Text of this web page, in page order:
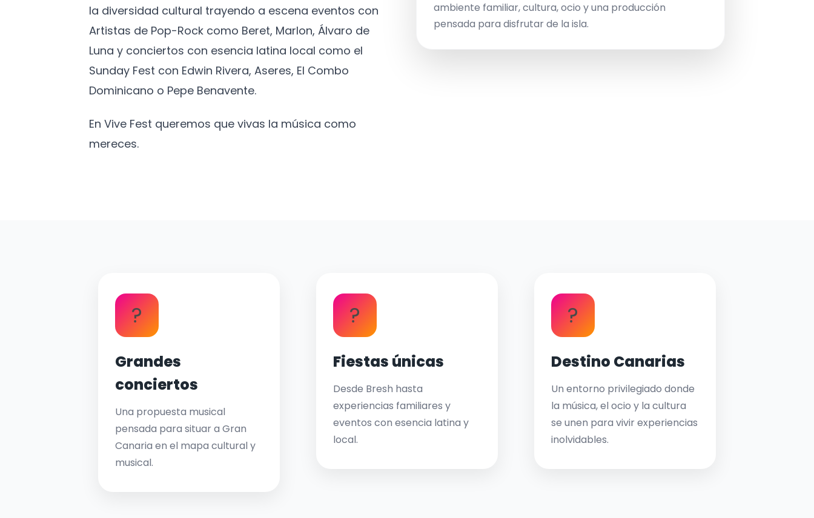
la diversidad cultural trayendo a escena eventos con
Artistas de Pop-Rock como Beret, Marlon, Álvaro de
Luna y conciertos con esencia latina local como el
Sunday Fest con Edwin Rivera, Aseres, El Combo
Dominicano o Pepe Benavente.
En Vive Fest queremos que vivas la música como
mereces.
ambiente familiar, cultura, ocio y una producción
pensada para disfrutar de la isla.
?
Grandes
conciertos
Una propuesta musical
pensada para situar a Gran
Canaria en el mapa cultural y
musical.
?
Fiestas únicas
Desde Bresh hasta
experiencias familiares y
eventos con esencia latina y
local.
?
Destino Canarias
Un entorno privilegiado donde
la música, el ocio y la cultura
se unen para vivir experiencias
inolvidables.